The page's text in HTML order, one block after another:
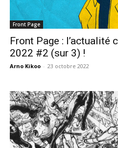
Front Page
Front Page : l’actualité
2022 #2 (sur 3) !
Arno Kikoo - 23 octobre 2022